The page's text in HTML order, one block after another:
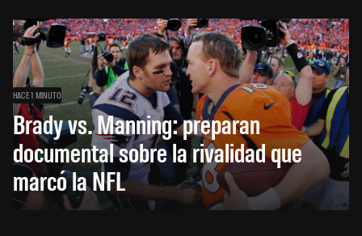
HACE 1 MINUTO
Brady vs. Manning: preparan
documental sobre la rivalidad que
marcó la NFL